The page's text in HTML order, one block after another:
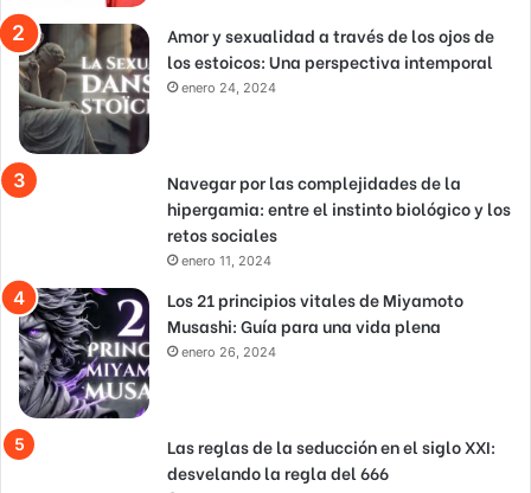
Amor y sexualidad a través de los ojos de
los estoicos: Una perspectiva intemporal
enero 24, 2024
Navegar por las complejidades de la
hipergamia: entre el instinto biológico y los
retos sociales
enero 11, 2024
Los 21 principios vitales de Miyamoto
Musashi: Guía para una vida plena
enero 26, 2024
Las reglas de la seducción en el siglo XXI:
desvelando la regla del 666